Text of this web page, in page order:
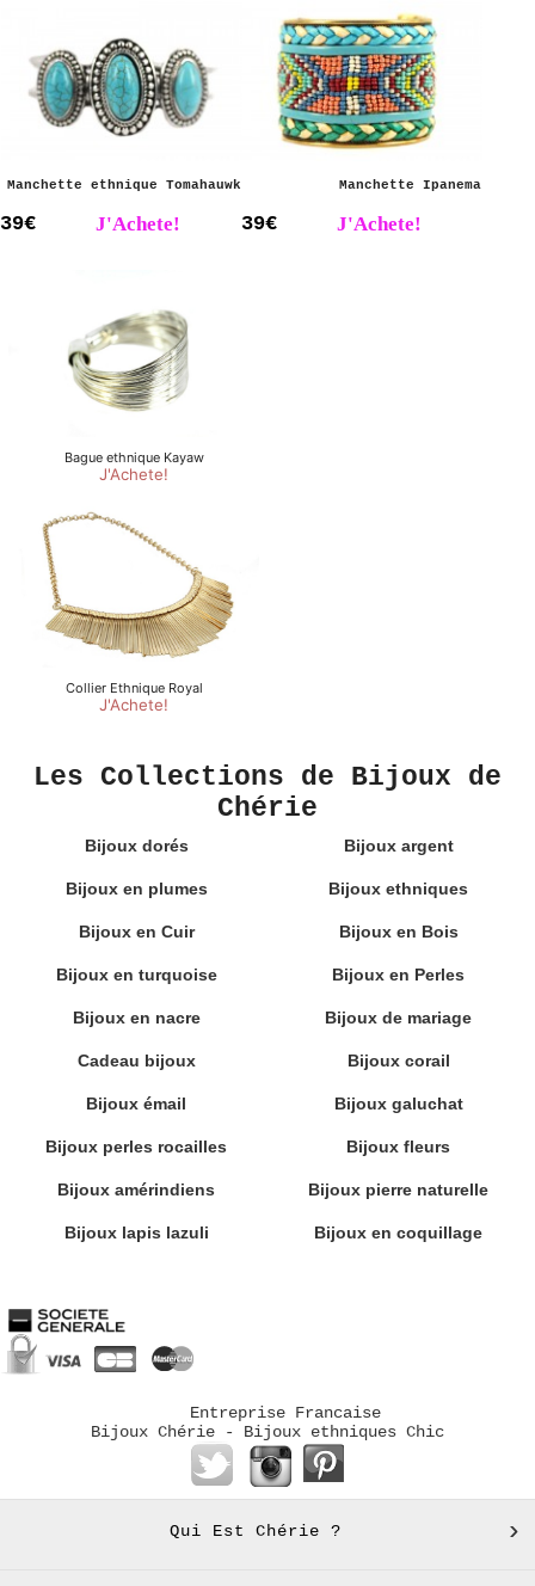
Manchette ethnique Tomahauwk
39€ J'Achete!
Manchette Ipanema
39€ J'Achete!
Les Collections de Bijoux de
Chérie
Bijoux dorés Bijoux argent
Bijoux en plumes Bijoux ethniques
Bijoux en Cuir Bijoux en Bois
Bijoux en turquoise Bijoux en Perles
Bijoux en nacre Bijoux de mariage
Cadeau bijoux Bijoux corail
Bijoux émail Bijoux galuchat
Bijoux perles rocailles Bijoux fleurs
Bijoux amérindiens Bijoux pierre naturelle
Bijoux lapis lazuli Bijoux en coquillage
Entreprise Francaise
Bijoux Chérie - Bijoux ethniques Chic
Qui Est Chérie ?